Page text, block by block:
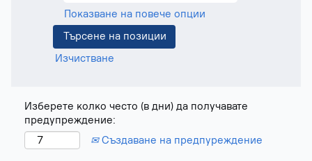
Показване на повече опции
Изчистване
Изберете колко често (в дни) да получавате
предупреждение:
Създаване на предпуреждение